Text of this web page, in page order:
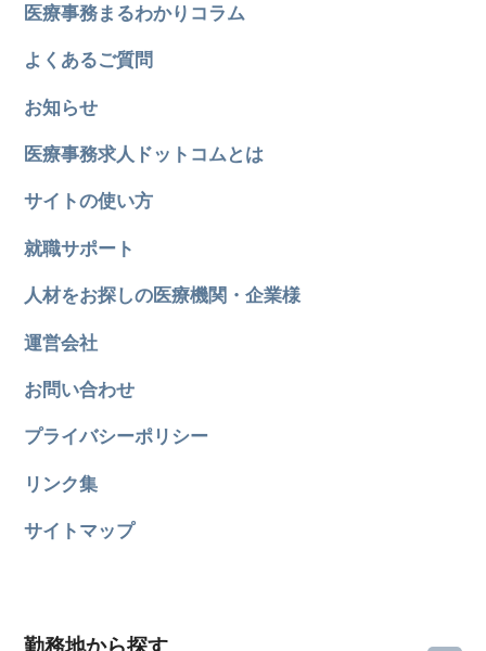
医療事務まるわかりコラム
よくあるご質問
お知らせ
医療事務求人ドットコムとは
サイトの使い方
就職サポート
人材をお探しの医療機関・企業様
運営会社
お問い合わせ
プライバシーポリシー
リンク集
サイトマップ
勤務地から探す